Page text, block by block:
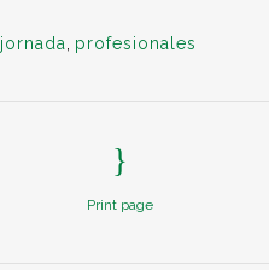
jornada profesionales
Print page